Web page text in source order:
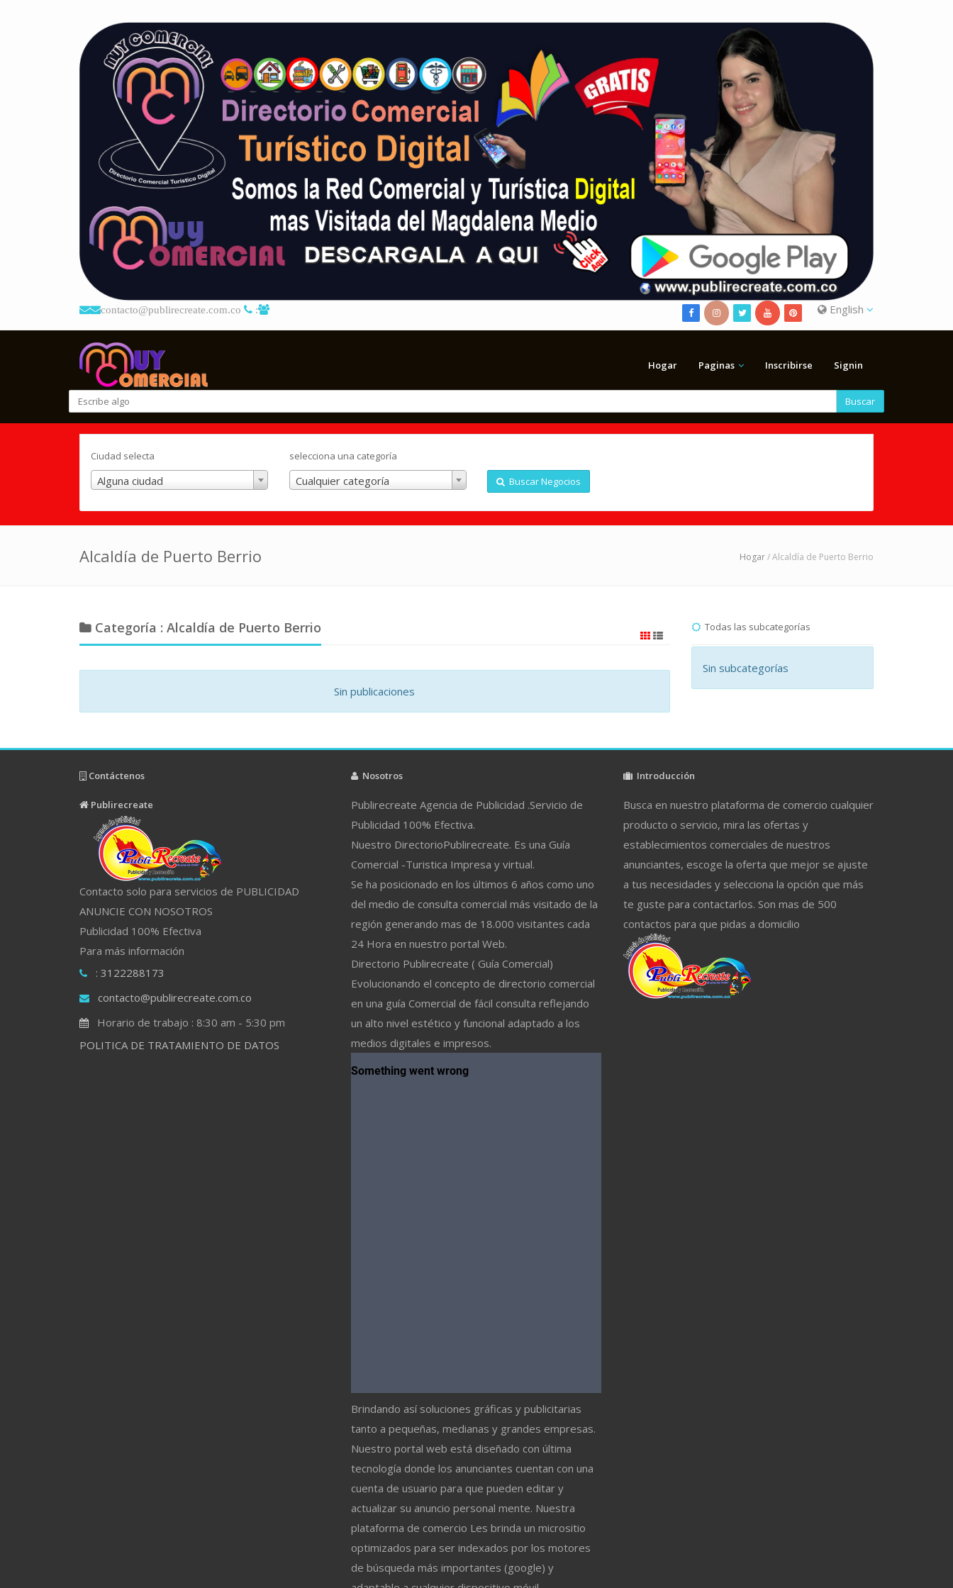
contacto@publirecreate.com.co : English
Hogar Paginas Inscribirse Signin
Buscar
Ciudad selecta
Alguna ciudad
selecciona una categoría
Cualquier categoría Buscar Negocios
Alcaldía de Puerto Berrio Hogar/ Alcaldía de Puerto Berrio
Categoría : Alcaldía de Puerto Berrio
Sin publicaciones
Todas las subcategorías
Sin subcategorías
Contáctenos
Publirecreate
Contacto solo para servicios de PUBLICIDAD
ANUNCIE CON NOSOTROS
Publicidad 100% Efectiva
Para más información
: 3122288173
contacto@publirecreate.com.co
Horario de trabajo : 8:30 am - 5:30 pm
POLITICA DE TRATAMIENTO DE DATOS
Nosotros
Publirecreate Agencia de Publicidad .Servicio de
Publicidad 100% Efectiva.
Nuestro DirectorioPublirecreate. Es una Guía
Comercial -Turistica Impresa y virtual.
Se ha posicionado en los últimos 6 años como uno
del medio de consulta comercial más visitado de la
región generando mas de 18.000 visitantes cada
24 Hora en nuestro portal Web.
Directorio Publirecreate ( Guía Comercial)
Evolucionando el concepto de directorio comercial
en una guía Comercial de fácil consulta reflejando
un alto nivel estético y funcional adaptado a los
medios digitales e impresos.
Brindando así soluciones gráficas y publicitarias
tanto a pequeñas, medianas y grandes empresas.
Nuestro portal web está diseñado con última
tecnología donde los anunciantes cuentan con una
cuenta de usuario para que pueden editar y
actualizar su anuncio personal mente. Nuestra
plataforma de comercio Les brinda un micrositio
optimizados para ser indexados por los motores
de búsqueda más importantes (google) y
Introducción
Busca en nuestro plataforma de comercio cualquier
producto o servicio, mira las ofertas y
establecimientos comerciales de nuestros
anunciantes, escoge la oferta que mejor se ajuste
a tus necesidades y selecciona la opción que más
te guste para contactarlos. Son mas de 500
contactos para que pidas a domicilio